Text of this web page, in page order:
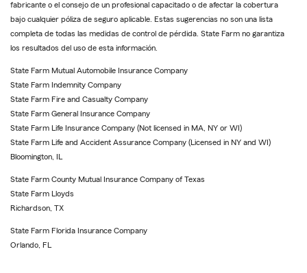
fabricante o el consejo de un profesional capacitado o de afectar la cobertura
bajo cualquier póliza de seguro aplicable. Estas sugerencias no son una lista
completa de todas las medidas de control de pérdida. State Farm no garantiza
los resultados del uso de esta información.
State Farm Mutual Automobile Insurance Company
State Farm Indemnity Company
State Farm Fire and Casualty Company
State Farm General Insurance Company
State Farm Life Insurance Company (Not licensed in MA, NY or WI)
State Farm Life and Accident Assurance Company (Licensed in NY and WI)
Bloomington, IL
State Farm County Mutual Insurance Company of Texas
State Farm Lloyds
Richardson, TX
State Farm Florida Insurance Company
Orlando, FL